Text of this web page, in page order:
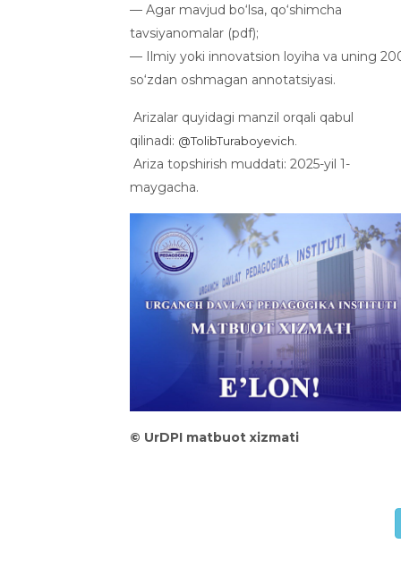
— Agar mavjud bo‘lsa, qo‘shimcha
tavsiyanomalar (pdf);
— Ilmiy yoki innovatsion loyiha va uning
so‘zdan oshmagan annotatsiyasi.
Arizalar quyidagi manzil orqali qabul
qilinadi: @TolibTuraboyevich.
Ariza topshirish muddati: 2025-yil 1-
maygacha.
© UrDPI matbuot xizmati